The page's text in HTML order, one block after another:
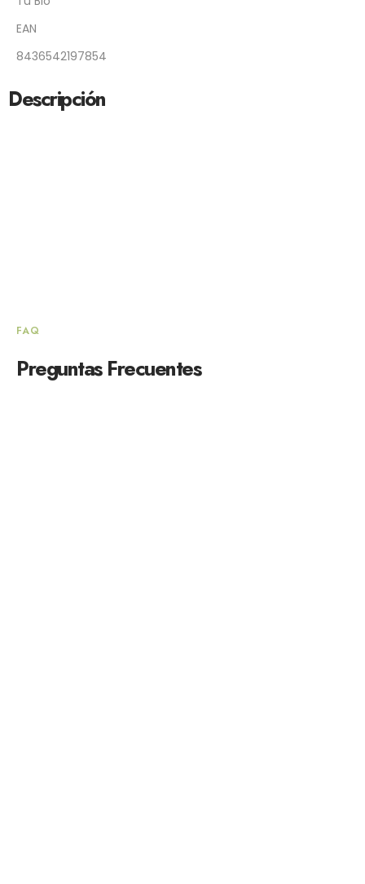
EAN
8436542197854
Descripción
FAQ
Preguntas Frecuentes